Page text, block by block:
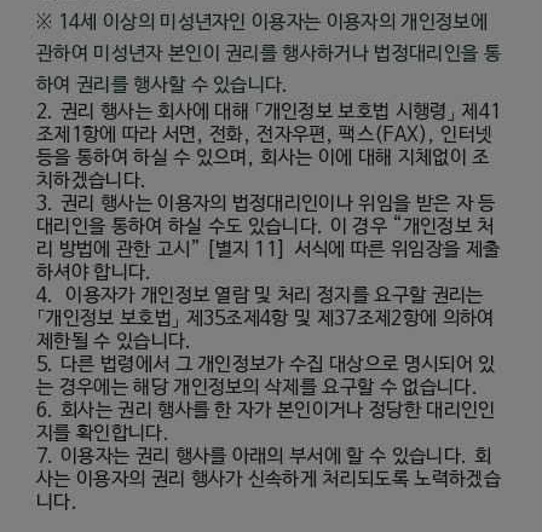
※ 14세 이상의 미성년자인 이용자는 이용자의 개인정보에
관하여 미성년자 본인이 권리를 행사하거나 법정대리인을 통
하여 권리를 행사할 수 있습니다.
2. 권리 행사는 회사에 대해 「개인정보 보호법 시행령」 제 41
조제 1 항에 따라 서면,전화,전자우편,팩스(FAX), 인터넷
등을 통하여 하실 수 있으며 ,회사는 이에 대해 지체없이 조
치하겠습니다.
3. 권리 행사는 이용자의 법정대리인이나 위임을 받은 자 등
대리인을 통하여 하실 수도 있습니다. 이 경우 “개인정보 처
리 방법에 관한 고시 ” [ 별지 11] 서식에 따른 위임장을 제출
하셔야 합니다.
4. 이용자가 개인정보 열람 및 처리 정지를 요구할 권리는
「개인정보 보호법」 제 35조제4항 및 제37조제 2항에 의하여
제한될 수 있습니다.
5. 다른 법령에서 그 개인정보가 수집 대상으로 명시되어 있
는 경우에는 해당 개인정보의 삭제를 요구할 수 없습니다.
6. 회사는 권리 행사를 한 자가 본인이거나 정당한 대리인인
지를 확인합니다.
7. 이용자는 권리 행사를 아래의 부서에 할 수 있습니다. 회
사는 이용자의 권리 행사가 신속하게 처리되도록 노력하겠습
니다.